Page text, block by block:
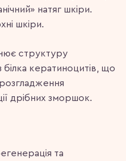
натяг шкіри.
шкіри.
структуру
кератиноцитів, що
дрібних зморшок.
та